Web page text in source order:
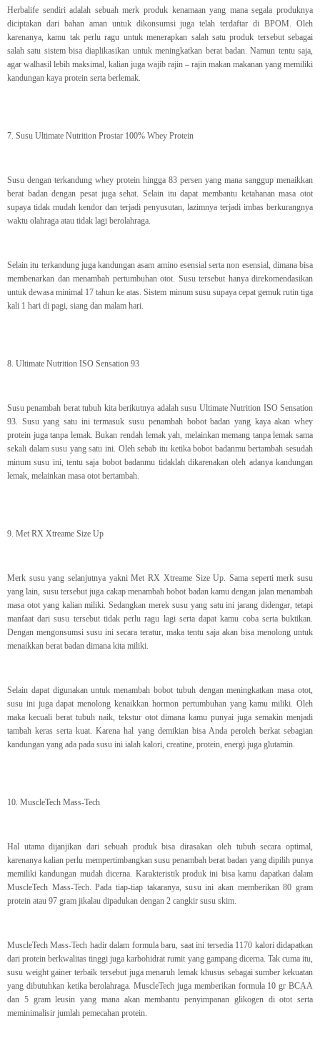
Herbalife sendiri adalah sebuah merk produk kenamaan yang mana segala produknya
diciptakan dari bahan aman untuk dikonsumsi juga telah terdaftar di BPOM. Oleh
karenanya, kamu tak perlu ragu untuk menerapkan salah satu produk tersebut sebagai
salah satu sistem bisa diaplikasikan untuk meningkatkan berat badan. Namun tentu saja,
agar walhasil lebih maksimal, kalian juga wajib rajin – rajin makan makanan yang memiliki
kandungan kaya protein serta berlemak.
7. Susu Ultimate Nutrition Prostar 100% Whey Protein
Susu dengan terkandung whey protein hingga 83 persen yang mana sanggup menaikkan
berat badan dengan pesat juga sehat. Selain itu dapat membantu ketahanan masa otot
supaya tidak mudah kendor dan terjadi penyusutan, lazimnya terjadi imbas berkurangnya
waktu olahraga atau tidak lagi berolahraga.
Selain itu terkandung juga kandungan asam amino esensial serta non esensial, dimana bisa
membenarkan dan menambah pertumbuhan otot. Susu tersebut hanya direkomendasikan
untuk dewasa minimal 17 tahun ke atas. Sistem minum susu supaya cepat gemuk rutin tiga
kali 1 hari di pagi, siang dan malam hari.
8. Ultimate Nutrition ISO Sensation 93
Susu penambah berat tubuh kita berikutnya adalah susu Ultimate Nutrition ISO Sensation
93. Susu yang satu ini termasuk susu penambah bobot badan yang kaya akan whey
protein juga tanpa lemak. Bukan rendah lemak yah, melainkan memang tanpa lemak sama
sekali dalam susu yang satu ini. Oleh sebab itu ketika bobot badanmu bertambah sesudah
minum susu ini, tentu saja bobot badanmu tidaklah dikarenakan oleh adanya kandungan
lemak, melainkan masa otot bertambah.
9. Met RX Xtreame Size Up
Merk susu yang selanjutnya yakni Met RX Xtreame Size Up. Sama seperti merk susu
yang lain, susu tersebut juga cakap menambah bobot badan kamu dengan jalan menambah
masa otot yang kalian miliki. Sedangkan merek susu yang satu ini jarang didengar, tetapi
manfaat dari susu tersebut tidak perlu ragu lagi serta dapat kamu coba serta buktikan.
Dengan mengonsumsi susu ini secara teratur, maka tentu saja akan bisa menolong untuk
menaikkan berat badan dimana kita miliki.
Selain dapat digunakan untuk menambah bobot tubuh dengan meningkatkan masa otot,
susu ini juga dapat menolong kenaikkan hormon pertumbuhan yang kamu miliki. Oleh
maka kecuali berat tubuh naik, tekstur otot dimana kamu punyai juga semakin menjadi
tambah keras serta kuat. Karena hal yang demikian bisa Anda peroleh berkat sebagian
kandungan yang ada pada susu ini ialah kalori, creatine, protein, energi juga glutamin.
10. MuscleTech Mass-Tech
Hal utama dijanjikan dari sebuah produk bisa dirasakan oleh tubuh secara optimal,
karenanya kalian perlu mempertimbangkan susu penambah berat badan yang dipilih punya
memiliki kandungan mudah dicerna. Karakteristik produk ini bisa kamu dapatkan dalam
MuscleTech Mass-Tech. Pada tiap-tiap takaranya, susu ini akan memberikan 80 gram
protein atau 97 gram jikalau dipadukan dengan 2 cangkir susu skim.
MuscleTech Mass-Tech hadir dalam formula baru, saat ini tersedia 1170 kalori didapatkan
dari protein berkwalitas tinggi juga karbohidrat rumit yang gampang dicerna. Tak cuma itu,
susu weight gainer terbaik tersebut juga menaruh lemak khusus sebagai sumber kekuatan
yang dibutuhkan ketika berolahraga. MuscleTech juga memberikan formula 10 gr BCAA
dan 5 gram leusin yang mana akan membantu penyimpanan glikogen di otot serta
meminimalisir jumlah pemecahan protein.